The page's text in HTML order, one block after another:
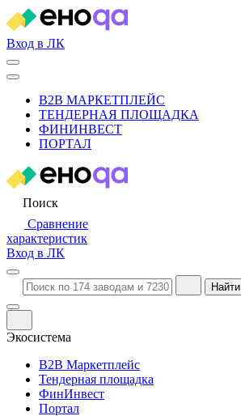
Вход в ЛК
B2B МАРКЕТПЛЕЙС
ТЕНДЕРНАЯ ПЛОЩАДКА
ФИНИНВЕСТ
ПОРТАЛ
Поиск
Сравнение
характеристик
Вход в ЛК
Найти
Экосистема
B2B Маркетплейс
Тендерная площадка
ФинИнвест
Портал